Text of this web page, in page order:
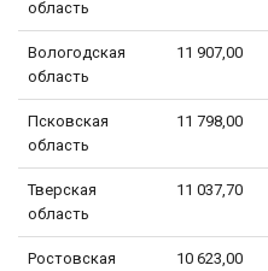
область
Вологодская
область
11 907,00
Псковская
область
11 798,00
Тверская
область
11 037,70
Ростовская
10 623,00